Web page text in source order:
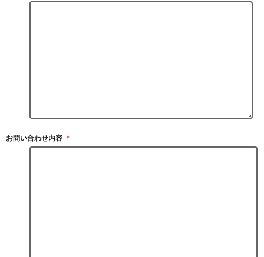
お問い合わせ内容 ＊